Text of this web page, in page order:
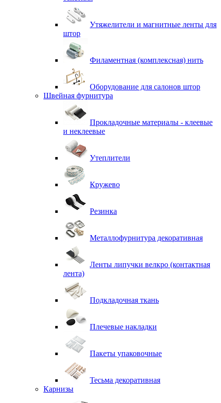
Утяжелители и магнитные ленты для
штор
Филаментная (комплексная) нить
Оборудование для салонов штор
Швейная фурнитура
Прокладочные материалы - клеевые
и неклеевые
Утеплители
Кружево
Резинка
Металлофурнитура декоративная
Ленты липучки велкро (контактная
лента)
Подкладочная ткань
Плечевые накладки
Пакеты упаковочные
Тесьма декоративная
Карнизы